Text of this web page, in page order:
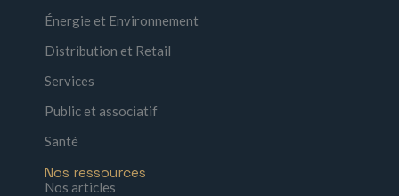
Énergie et Environnement
Distribution et Retail
Services
Public et associatif
Santé
Nos ressources
Nos articles